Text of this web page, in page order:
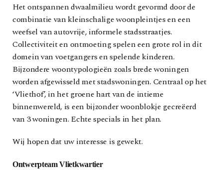
Het ontspannen dwaalmilieu wordt gevormd door de
combinatie van kleinschalige woonpleintjes en een
weefsel van autovrije, informele stadsstraatjes.
Collectiviteit en ontmoeting spelen een grote rol in dit
domein van voetgangers en spelende kinderen.
Bijzondere woontypologieën zoals brede woningen
worden afgewisseld met stadswoningen. Centraal op het
‘Vliethof’, in het groene hart van de intieme
binnenwereld, is een bijzonder woonblokje gecreëerd
van 3 woningen. Echte specials in het plan.
Wij hopen dat uw interesse is gewekt.
Ontwerpteam Vlietkwartier